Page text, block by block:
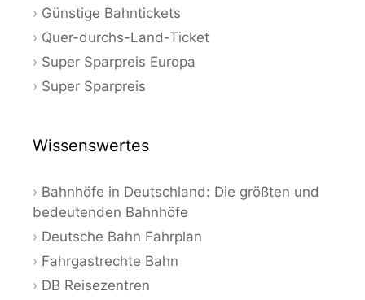
Günstige Bahntickets
Quer-durchs-Land-Ticket
Super Sparpreis Europa
Super Sparpreis
Wissenswertes
Bahnhöfe in Deutschland: Die größten und
bedeutenden Bahnhöfe
Deutsche Bahn Fahrplan
Fahrgastrechte Bahn
DB Reisezentren